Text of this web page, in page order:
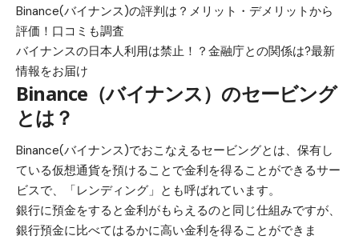
Binance(バイナンス)の評判は？メリット・デメリットから
評価！口コミも調査
バイナンスの日本人利用は禁止！？金融庁との関係は?最新
情報をお届け
Binance（バイナンス）のセービング
とは？
Binance(バイナンス)でおこなえるセービングとは、保有し
ている仮想通貨を預けることで金利を得ることができるサー
ビスで、「レンディング」とも呼ばれています。
銀行に預金をすると金利がもらえるのと同じ仕組みですが、
銀行預金に比べてはるかに高い金利を得ることができま